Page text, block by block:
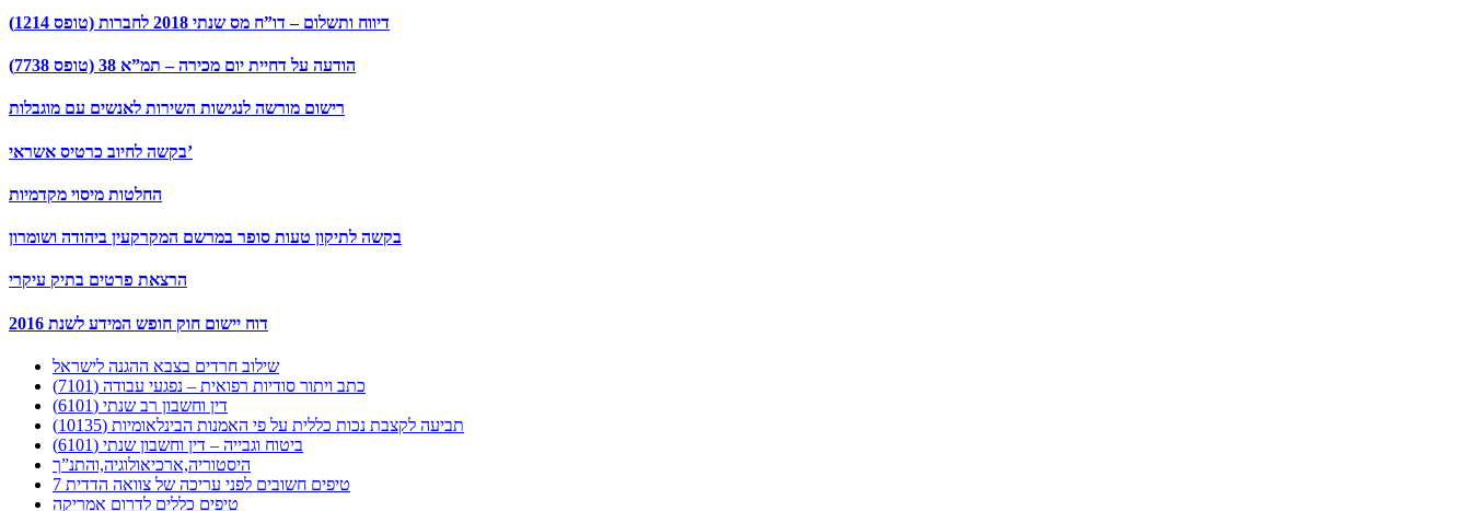
דיווח ותשלום – דו”ח מס שנתי 2018 לחברות (טופס 1214)
הודעה על דחיית יום מכירה – תמ”א 38 (טופס 7738)
רישום מורשה לנגישות השירות לאנשים עם מוגבלות
בקשה לחיוב כרטיס אשראי’
החלטות מיסוי מקדמיות
בקשה לתיקון טעות סופר במרשם המקרקעין ביהודה ושומרון
הרצאת פרטים בתיק עיקרי
דוח יישום חוק חופש המידע לשנת 2016
שילוב חרדים בצבא ההגנה לישראל
כתב ויתור סודיות רפואית – נפגעי עבודה (7101)
דין וחשבון רב שנתי (6101)
תביעה לקצבת נכות כללית על פי האמנות הבינלאומיות (10135)
ביטוח וגבייה – דין וחשבון שנתי (6101)
היסטוריה,ארכיאולוגיה,והתנ”ך
7 טיפים חשובים לפני עריכה של צוואה הדדית
טיפים כללים לדרום אמריקה